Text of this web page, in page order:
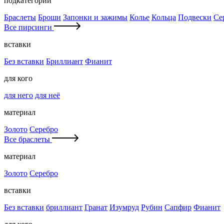
Браслеты Броши Запонки и зажимы Колье Кольца Подвески
Все пирсинги
вставки
Без вставки Бриллиант Фианит
для кого
для него для неё
материал
Золото Серебро
Все браслеты
материал
Золото Серебро
вставки
Без вставки бриллиант Гранат Изумруд Рубин Сапфир Фианит